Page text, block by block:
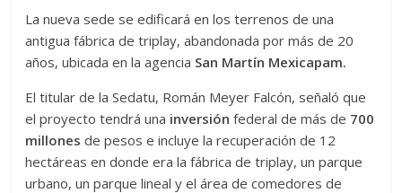
La nueva sede se edificará en los terrenos de una
antigua fábrica de triplay, abandonada por más de 20
años, ubicada en la agencia San Martín Mexicapam.
El titular de la Sedatu, Román Meyer Falcón, señaló que
el proyecto tendrá una inversión federal de más de 700
millones de pesos e incluye la recuperación de 12
hectáreas en donde era la fábrica de triplay, un parque
urbano, un parque lineal y el área de comedores de